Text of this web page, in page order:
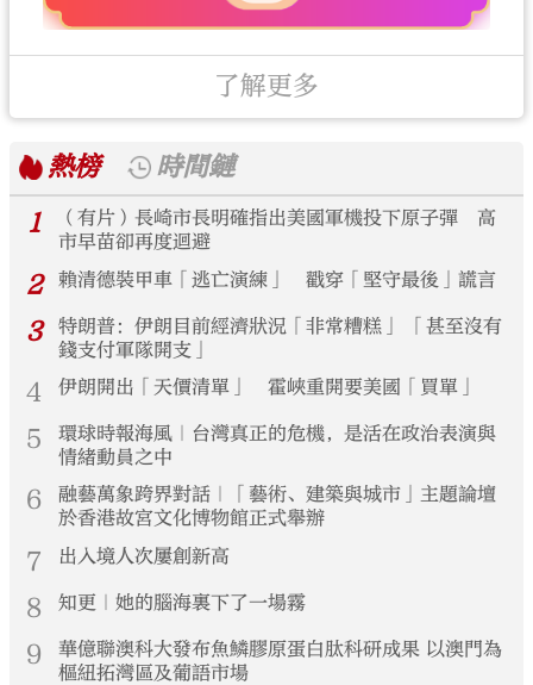
了解更多
熱榜
時間鏈
1
（有片）長崎市長明確指出美國軍機投下原子彈 高
市早苗卻再度迴避
2 賴清德裝甲車「逃亡演練」 戳穿「堅守最後」謊言
3
特朗普：伊朗目前經濟狀況「非常糟糕」 「甚至沒有
錢支付軍隊開支」
4 伊朗開出「天價清單」 霍峽重開要美國「買單」
5
環球時報海風｜台灣真正的危機，是活在政治表演與
情緒動員之中
6
融藝萬象跨界對話｜「藝術、建築與城市」主題論壇
於香港故宮文化博物館正式舉辦
7 出入境人次屢創新高
8 知更｜她的腦海裏下了一場霧
9
華億聯澳科大發布魚鱗膠原蛋白肽科研成果 以澳門為
樞紐拓灣區及葡語市場